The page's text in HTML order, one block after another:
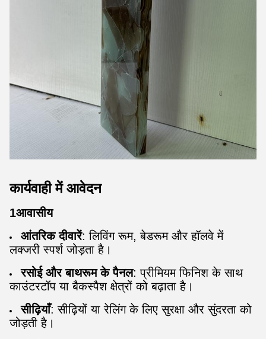
कार्यवाही में आवेदन
1आवासीय
आंतरिक दीवारें: लिविंग रूम, बेडरूम और हॉलवे में
लक्जरी स्पर्श जोड़ता है।
रसोई और बाथरूम के पैनल: प्रीमियम फिनिश के साथ
काउंटरटॉप या बैकस्पैश क्षेत्रों को बढ़ाता है।
सीढ़ियाँ: सीढ़ियों या रेलिंग के लिए सुरक्षा और सुंदरता को
जोड़ती है।